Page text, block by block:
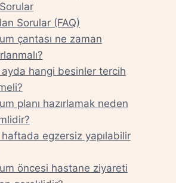
Sorular (FAQ)
çantası ne zaman
ayda hangi besinler tercih
planı hazırlamak neden
haftada egzersiz yapılabilir
öncesi hastane ziyareti